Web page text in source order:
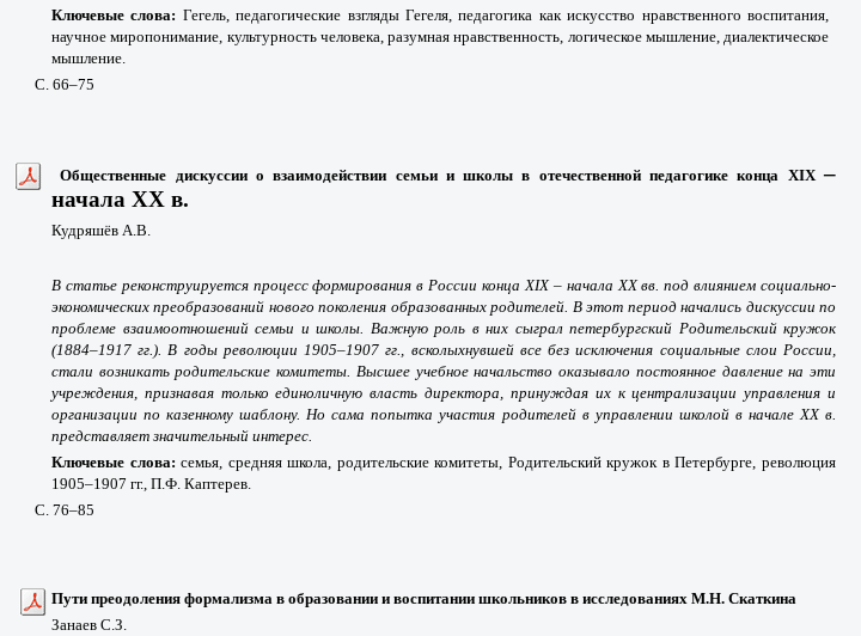
Ключевые слова: Гегель, педагогические взгляды Гегеля, педагогика как искусство нравственного воспитания,
научное миропонимание, культурность человека, разумная нравственность, логическое мышление, диалектическое
мышление.
С. 66–75
Общественные дискуссии о взаимодействии семьи и школы в отечественной педагогике конца XIX–
начала XX в.
Кудряшёв А.В.
В статье реконструируется процесс формирования в России конца XIX – начала XX вв. под влиянием социально-
экономических преобразований нового поколения образованных родителей. В этот период начались дискуссии по
проблеме взаимоотношений семьи и школы. Важную роль в них сыграл петербургский Родительский кружок
(1884–1917 гг.). В годы революции 1905–1907 гг., всколыхнувшей все без исключения социальные слои России,
стали возникать родительские комитеты. Высшее учебное начальство оказывало постоянное давление на эти
учреждения, признавая только единоличную власть директора, принуждая их к централизации управления и
организации по казенному шаблону. Но сама попытка участия родителей в управлении школой в начале XX в.
представляет значительный интерес.
Ключевые слова: семья, средняя школа, родительские комитеты, Родительский кружок в Петербурге, революция
1905–1907 гг., П.Ф. Каптерев.
С. 76–85
Пути преодоления формализма в образовании и воспитании школьников в исследованиях М.Н. Скаткина
Занаев С.З.